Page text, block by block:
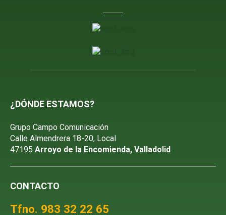
¿DÓNDE ESTAMOS?
Grupo Campo Comunicación
Calle Almendrera 18-20, Local
47195 Arroyo de la Encomienda, Valladolid
CONTACTO
Tfno. 983 32 22 65